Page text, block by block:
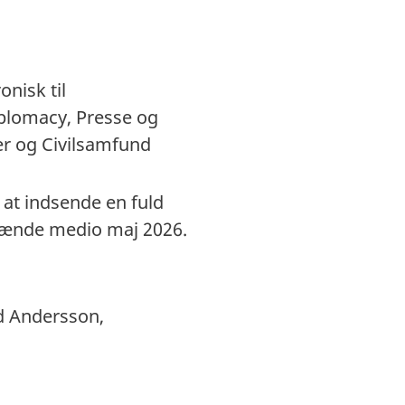
til
Presse og
og Civilsamfund
indsende en fuld
medio maj 2026.
Andersson,